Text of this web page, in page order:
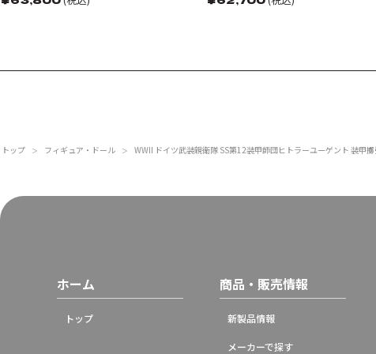
トップ ＞ フィギュア・ドール ＞ WWII ドイツ武装親衛隊 SS第12装甲師団ヒトラーユーゲント 装甲
ホーム
トップ
商品・販売情報
新製品情報
メーカーで探す